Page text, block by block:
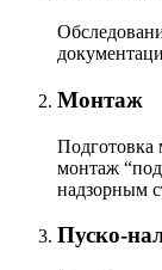
Монтаж
монтаж “под
надзорным
Пуско-